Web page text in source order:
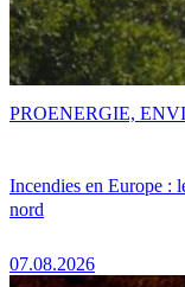
Incendies en Europe :
nord
07.08.2026
PROENERGIE,